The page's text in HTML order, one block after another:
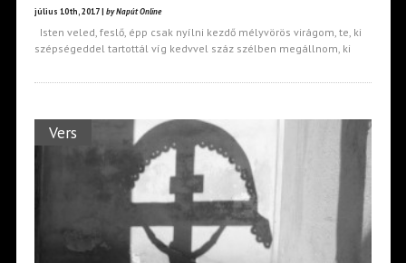
július 10th, 2017 | by Napút Online
Isten veled, feslő, épp csak nyílni kezdő mélyvörös virágom, te, ki
szépségeddel tartottál víg kedvvel száz szélben megállnom, ki
Vers